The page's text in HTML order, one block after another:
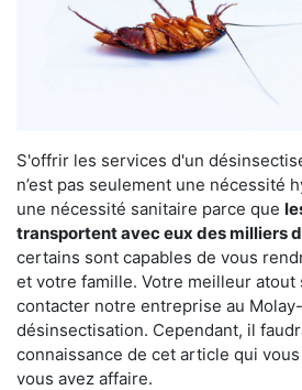
S'offrir les services d'un
n’est pas seulement une nécessité
une nécessité sanitaire parce que
transportent avec eux des milliers
certains sont capables de vous
et votre famille. Votre meilleur atout
contacter notre entreprise au
désinsectisation. Cependant, il
connaissance de cet article qui
vous avez affaire.